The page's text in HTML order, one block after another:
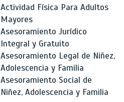
Actividad Física Para Adultos
Mayores
Asesoramiento Jurídico
Integral y Gratuito
Asesoramiento Legal de Niñez,
Adolescencia y Familia
Asesoramiento Social de
Niñez, Adolescencia y Familia